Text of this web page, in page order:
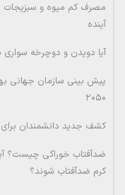
مصرف کم میوه و سبزیجات
آینده
آیا دویدن و دوچرخه
پیش بینی سازمان جهانی
۲۰۵۰
کشف جدید دانشمندان
ضدآفتاب خوراکی چیست؟
کرم ضدآفتاب شوند؟